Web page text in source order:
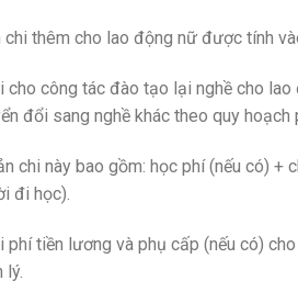
chi thêm cho lao động nữ được tính
cho công tác đào tạo lại nghề cho
đổi sang nghề khác theo quy hoạch
chi này bao gồm: học phí (nếu có)
đi học).
phí tiền lương và phụ cấp (nếu có)
lý.